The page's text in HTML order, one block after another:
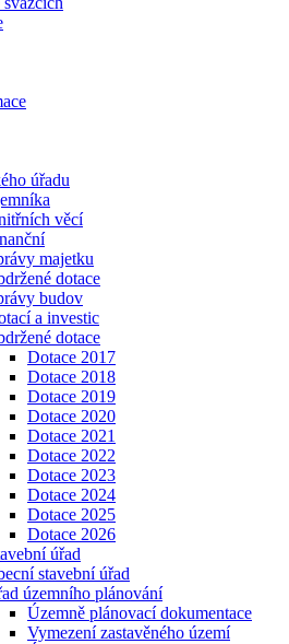
úřadu
věcí
majetku
dotace
budov
a investic
dotace
Dotace 2017
Dotace 2018
Dotace 2019
Dotace 2020
Dotace 2021
Dotace 2022
Dotace 2023
Dotace 2024
Dotace 2025
Dotace 2026
úřad
stavební úřad
územního plánování
Územně plánovací dokumentace
Vymezení zastavěného území